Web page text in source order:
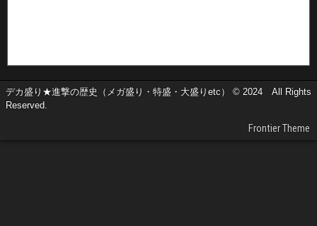
デカ盛り★進撃の歴史（メガ盛り・特盛・大盛りetc） © 2024 All Rights
Reserved.
Frontier Theme